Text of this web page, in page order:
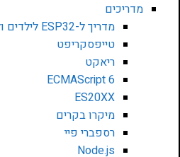
מדריכים
מדריך ל-ESP32 לילדים ולהורים מאפס
טייפסקריפט
ריאקט
ECMAScript 6
ES20XX
מיקרו בקרים
רספברי פיי
Node.js